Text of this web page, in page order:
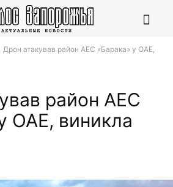
Дрон атакував район АЕС «Барака» у ОАЕ,
район АЕС
ОАЕ, виникла